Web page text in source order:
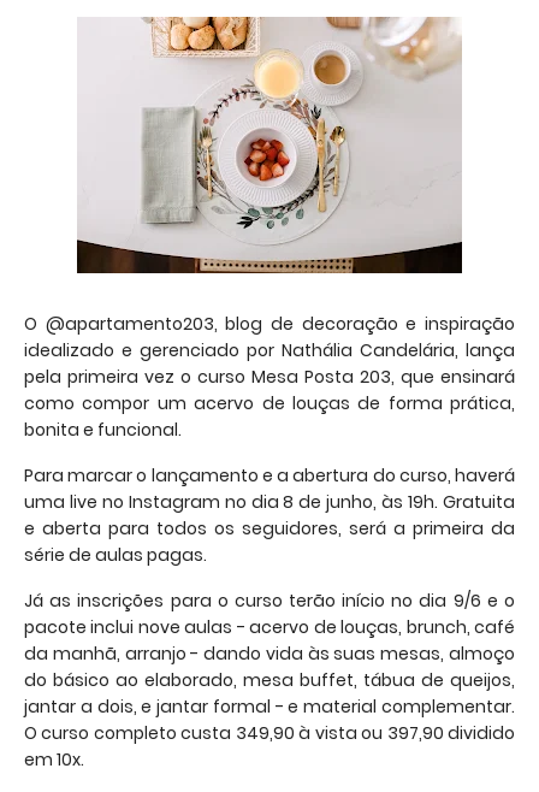
O @apartamento203, blog de decoração e inspiração
idealizado e gerenciado por Nathália Candelária, lança
pela primeira vez o curso Mesa Posta 203, que ensinará
como compor um acervo de louças de forma prática,
bonita e funcional.
Para marcar o lançamento e a abertura do curso, haverá
uma live no Instagram no dia 8 de junho, às 19h. Gratuita
e aberta para todos os seguidores, será a primeira da
série de aulas pagas.
Já as inscrições para o curso terão início no dia 9/6 e o
pacote inclui nove aulas - acervo de louças, brunch, café
da manhã, arranjo - dando vida às suas mesas, almoço
do básico ao elaborado, mesa buffet, tábua de queijos,
jantar a dois, e jantar formal - e material complementar.
O curso completo custa 349,90 à vista ou 397,90 dividido
em 10x.